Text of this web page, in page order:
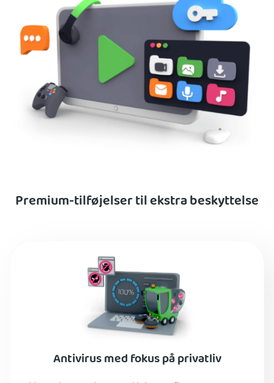
Premium-tilføjelser til ekstra beskyttelse
Antivirus med fokus på privatliv